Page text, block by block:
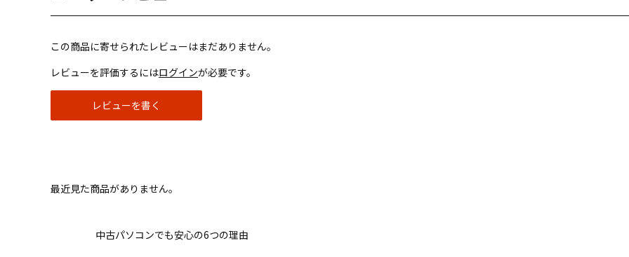
この商品に寄せられたレビューはまだありません。
レビューを評価するにはログインが必要です。
レビューを書く
最近見た商品がありません。
中古パソコンでも安心の6つの理由